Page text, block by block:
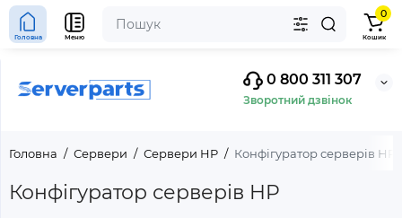
0 800 311 307
Зворотний дзвінок
Головна Меню
0
Кошик
Головна Сервери Сервери HP Конфігуратор серверів HP
Конфігуратор серверів HP